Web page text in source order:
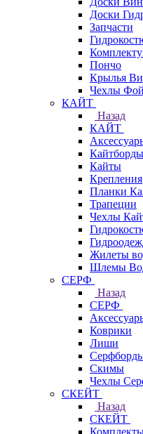
Доски
Запчасти
Пончо
Крылья
Чехлы
КАЙТ
Назад
КАЙТ
Кайтборды
Кайты
Крепления
Планки
Трапеции
Чехлы
Жилеты
Шлемы
СЕРФ
Назад
СЕРФ
Коврики
Лиши
Скимы
Чехлы
СКЕЙТ
Назад
СКЕЙТ